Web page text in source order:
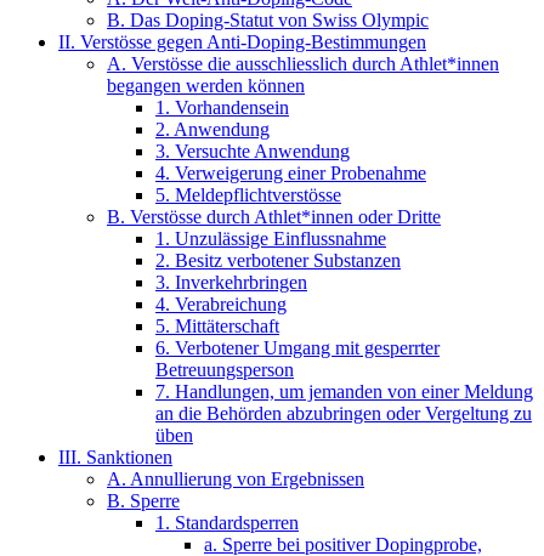
B. Das Doping-Statut von Swiss Olympic
II. Verstösse gegen Anti-Doping-Bestimmungen
A. Verstösse die ausschliesslich durch Athlet*innen
begangen werden können
1. Vorhandensein
2. Anwendung
3. Versuchte Anwendung
4. Verweigerung einer Probenahme
5. Meldepflichtverstösse
B. Verstösse durch Athlet*innen oder Dritte
1. Unzulässige Einflussnahme
2. Besitz verbotener Substanzen
3. Inverkehrbringen
4. Verabreichung
5. Mittäterschaft
6. Verbotener Umgang mit gesperrter
Betreuungsperson
7. Handlungen, um jemanden von einer Meldung
an die Behörden abzubringen oder Vergeltung zu
üben
III. Sanktionen
A. Annullierung von Ergebnissen
B. Sperre
1. Standardsperren
a. Sperre bei positiver Dopingprobe,